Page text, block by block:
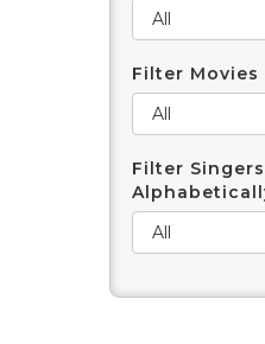
Filter Movies
Filter Singers